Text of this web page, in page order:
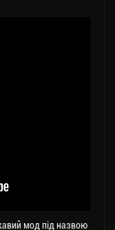
мод під назвою